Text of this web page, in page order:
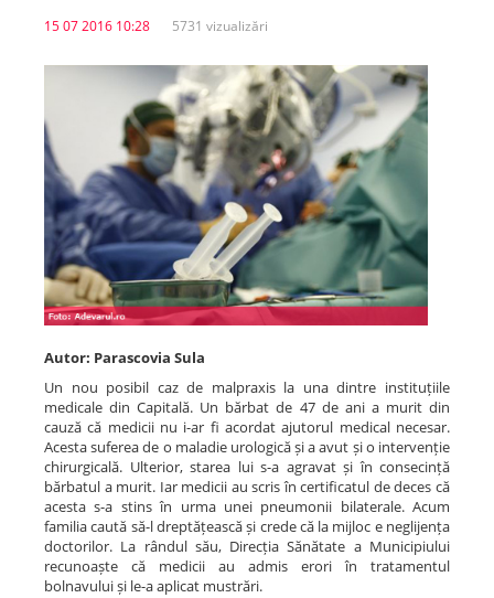
Centrul PAS
Școala E-Sănătate
SanoTeca
15 07 2016 10:28 5731 vizualizări
Autor: Parascovia Sula
Un nou posibil caz de malpraxis la una dintre instituțiile
medicale din Capitală. Un bărbat de 47 de ani a murit din
cauză că medicii nu i-ar fi acordat ajutorul medical necesar.
Acesta suferea de o maladie urologică și a avut și o intervenție
chirurgicală. Ulterior, starea lui s-a agravat și în consecință
bărbatul a murit. Iar medicii au scris în certificatul de deces că
acesta s-a stins în urma unei pneumonii bilaterale. Acum
familia caută să-l dreptățească și crede că la mijloc e neglijența
doctorilor. La rândul său, Direcția Sănătate a Municipiului
recunoaște că medicii au admis erori în tratamentul
bolnavului și le-a aplicat mustrări.